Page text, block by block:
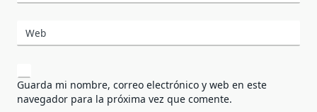
Web
Guarda mi nombre, correo electrónico y web en este
navegador para la próxima vez que comente.